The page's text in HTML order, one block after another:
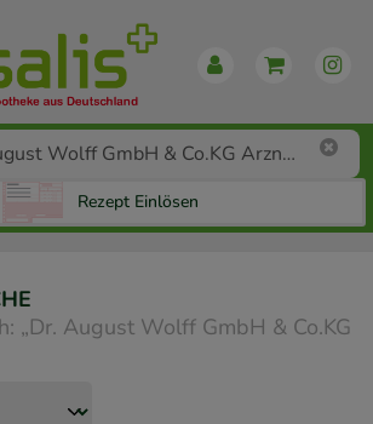
Rezept Einlösen
„Dr. August Wolff GmbH & Co.KG